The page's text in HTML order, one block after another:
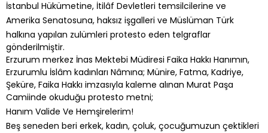
İstanbul Hükümetine, İtilâf Devletleri temsilcilerine ve
Amerika Senatosuna, haksız işgalleri ve Müslüman Türk
halkına yapılan zulümleri protesto eden telgraflar
gönderilmiştir.
Erzurum merkez İnas Mektebi Müdiresi Faika Hakkı Hanımın,
Erzurumlu İslâm kadınları Nâmına; Münire, Fatma, Kadriye,
Şeküre, Faika Hakkı imzasıyla kaleme alınan Murat Paşa
Camiinde okuduğu protesto metni;
Hanım Valide Ve Hemşirelerim!
Beş seneden beri erkek, kadın, çoluk, çocuğumuzun çektikleri